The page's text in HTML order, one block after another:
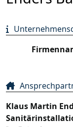
Klaus Martin